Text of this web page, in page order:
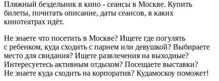
Пляжный бездельник в кино - сеансы в Москве. Купить
билеты, почитать описание, даты сеансов, в каких
кинотеатрах идёт.
Не знаете что посетить в Москве? Ищете где погулять
с ребенком, куда сходить с парнем или девушкой? Выбираете
место для свидания? Ищете развлечения на выходные?
Интересуетесь активным отдыхом? Посещаете выставки?
Не знаете куда сходить на корпоратив? Кудамоскоу поможет!